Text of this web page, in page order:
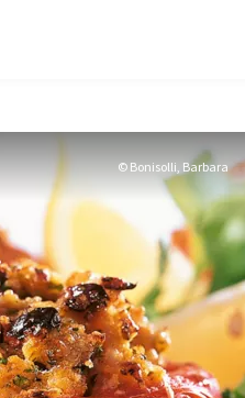
© Bonisolli, Barbara